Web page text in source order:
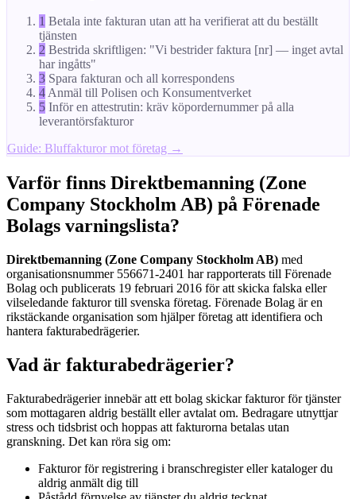
1 Betala inte fakturan utan att ha verifierat att du beställt
tjänsten
2 Bestrida skriftligen: "Vi bestrider faktura [nr] — inget avtal
har ingåtts"
3 Spara fakturan och all korrespondens
4 Anmäl till Polisen och Konsumentverket
5 Inför en attestrutin: kräv köpordernummer på alla
leverantörsfakturor
Guide: Bluffakturor mot företag →
Varför finns Direktbemanning (Zone
Company Stockholm AB) på Förenade
Bolags varningslista?
Direktbemanning (Zone Company Stockholm AB) med
organisationsnummer 556671-2401 har rapporterats till Förenade
Bolag och publicerats 19 februari 2016 för att skicka falska eller
vilseledande fakturor till svenska företag. Förenade Bolag är en
rikstäckande organisation som hjälper företag att identifiera och
hantera fakturabedrägerier.
Vad är fakturabedrägerier?
Fakturabedrägerier innebär att ett bolag skickar fakturor för tjänster
som mottagaren aldrig beställt eller avtalat om. Bedragare utnyttjar
stress och tidsbrist och hoppas att fakturorna betalas utan
granskning. Det kan röra sig om:
Fakturor för registrering i branschregister eller kataloger du
aldrig anmält dig till